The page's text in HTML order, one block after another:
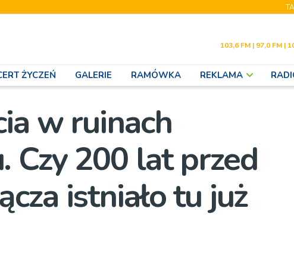
103,6 FM | 97,0 FM |
ŻYCZEŃ GALERIE RAMÓWKA REKLAMA
w ruinach
Czy 200 lat przed
istniało tu już